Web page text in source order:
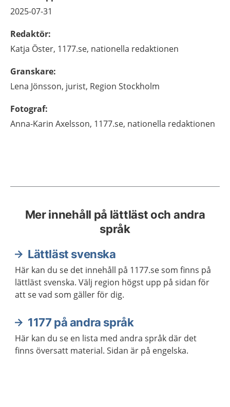
2025-07-31
Redaktör:
Katja Öster, 1177.se, nationella redaktionen
Granskare:
Lena Jönsson, jurist, Region Stockholm
Fotograf:
Anna-Karin Axelsson, 1177.se, nationella redaktionen
Mer innehåll på lättläst och andra
språk
Lättläst svenska
Här kan du se det innehåll på 1177.se som finns på
lättläst svenska. Välj region högst upp på sidan för
att se vad som gäller för dig.
1177 på andra språk
Här kan du se en lista med andra språk där det
finns översatt material. Sidan är på engelska.